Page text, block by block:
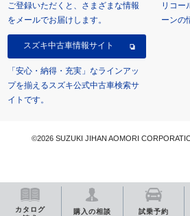
カタログ
購入の相談 試乗予約
ご登録いただくと、さまざまな情報
をメールでお届けします。
リコー
ーンの
スズキ中古車情報サイト
「安心・納得・充実」なラインアッ
プを揃えるスズキ公式中古車検索サ
イトです。
©2026 SUZUKI JIHAN AOMORI